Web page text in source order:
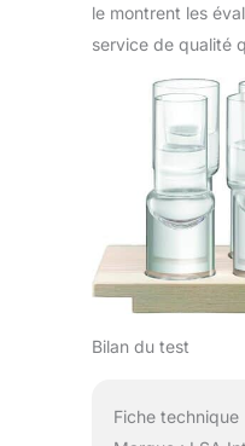
le montrent les
service de qualité
Bilan du test
Fiche technique